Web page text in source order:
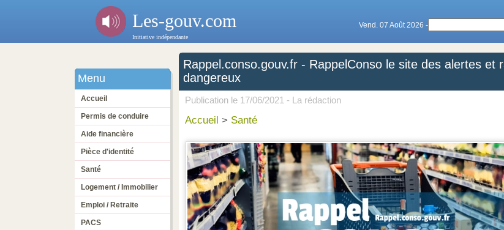
Les-gouv.com
Initiative indépendante
Vend. 07 Août 2026 -
Menu
Accueil
Permis de conduire
Aide financière
Pièce d'identité
Santé
Logement / Immobilier
Emploi / Retraite
PACS
Rappel.conso.gouv.fr - RappelConso le site des alertes et
dangereux
Publication le 17/06/2021 - La rédaction
Accueil > Santé